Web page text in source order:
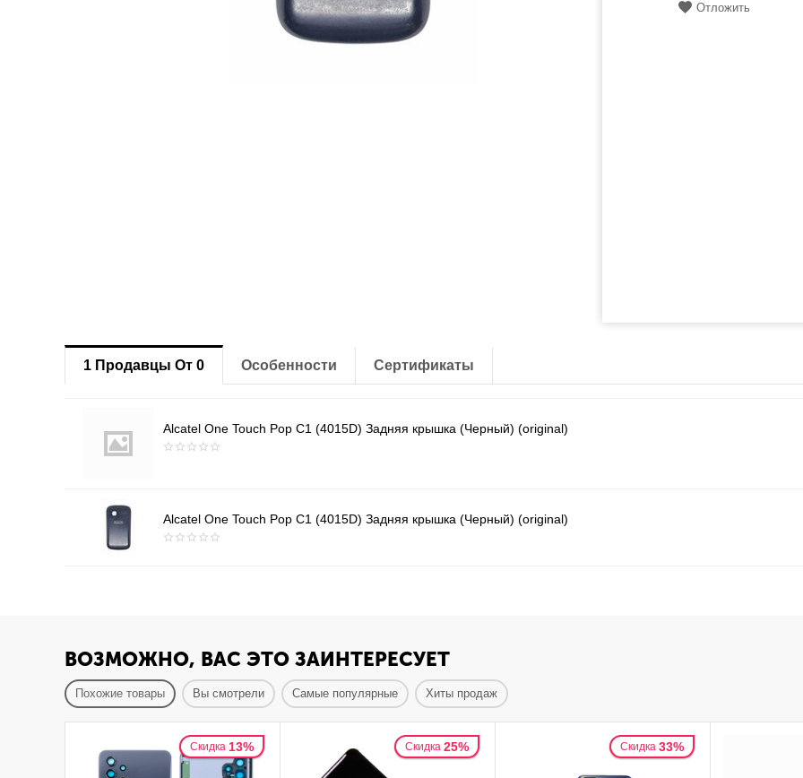
Отложить
1 Продавцы От 0 Особенности Сертификаты
Alcatel One Touch Pop C1 (4015D) Задняя крышка (Черный) (original)
Alcatel One Touch Pop C1 (4015D) Задняя крышка (Черный) (original)
ВОЗМОЖНО, ВАС ЭТО ЗАИНТЕРЕСУЕТ
Похожие товары Вы смотрели Самые популярные Хиты продаж
Скидка 13% Скидка 25% Скидка 33%